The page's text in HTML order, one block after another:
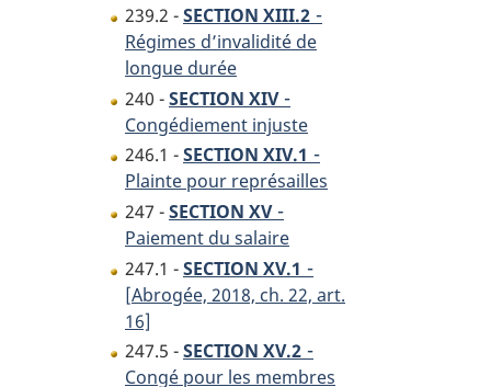
239.2 -SECTION XIII.2 -
Régimes d’invalidité de
longue durée
240 -SECTION XIV-
Congédiement injuste
246.1 -SECTION XIV.1 -
Plainte pour représailles
247 -SECTION XV-
Paiement du salaire
247.1 -SECTION XV.1 -
[Abrogée, 2018, ch. 22, art.
16]
247.5 -SECTION XV.2 -
Congé pour les membres